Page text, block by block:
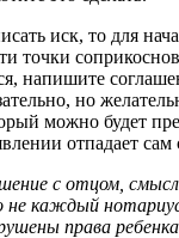
иск, то для
точки
напишите
но
можно будет
отпадает сам
с отцом,
каждый нотариус
права